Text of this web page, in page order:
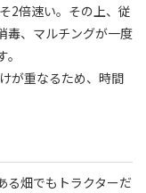
2倍速い。その上、従
毒、マルチングが一度
が重なるため、時間
る畑でもトラクターだ